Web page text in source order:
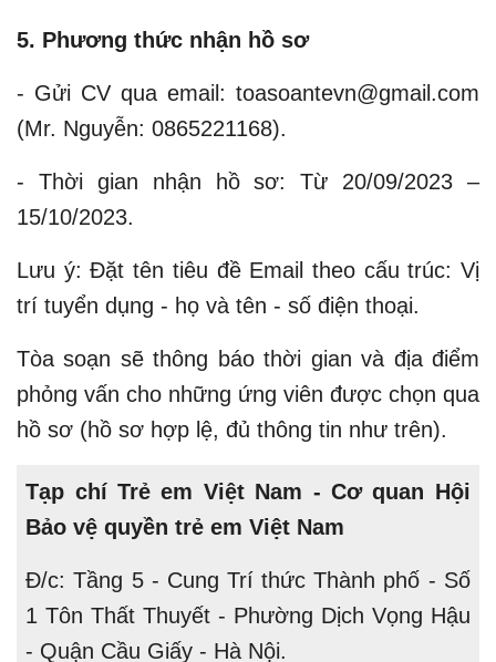
5. Phương thức nhận hồ sơ
- Gửi CV qua email: toasoantevn@gmail.com
(Mr. Nguyễn: 0865221168).
- Thời gian nhận hồ sơ: Từ 20/09/2023 –
15/10/2023.
Lưu ý: Đặt tên tiêu đề Email theo cấu trúc: Vị
trí tuyển dụng - họ và tên - số điện thoại.
Tòa soạn sẽ thông báo thời gian và địa điểm
phỏng vấn cho những ứng viên được chọn qua
hồ sơ (hồ sơ hợp lệ, đủ thông tin như trên).
Tạp chí Trẻ em Việt Nam - Cơ quan Hội
Bảo vệ quyền trẻ em Việt Nam
Đ/c: Tầng 5 - Cung Trí thức Thành phố - Số
1 Tôn Thất Thuyết - Phường Dịch Vọng Hậu
- Quận Cầu Giấy - Hà Nội.